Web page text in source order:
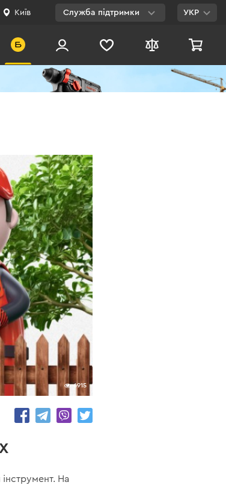
Київ Служба підтримки
Viber
0 800 200 500
Безкоштовно по
Україні
УКР
6915
На